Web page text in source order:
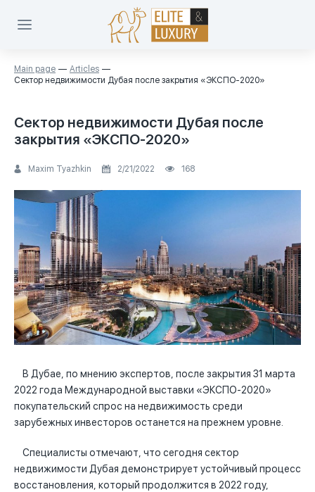
Main page
Articles
Сектор недвижимости Дубая после закрытия «ЭКСПО-2020»
Сектор недвижимости Дубая после
закрытия «ЭКСПО-2020»
Maxim Tyazhkin 2/21/2022 168
В Дубае, по мнению экспертов, после закрытия 31 марта
2022 года Международной выставки «ЭКСПО-2020»
покупательский спрос на недвижимость среди
зарубежных инвесторов останется на прежнем уровне.
Специалисты отмечают, что сегодня сектор
недвижимости Дубая демонстрирует устойчивый процесс
восстановления, который продолжится в 2022 году,